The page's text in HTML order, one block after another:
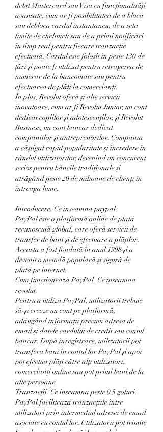
debit Mastercard sau Visa cu funcționalități
avansate, cum ar fi posibilitatea de a bloca
sau debloca cardul instantaneu, de a seta
limite de cheltuieli sau de a primi notificări
în timp real pentru fiecare tranzacție
efectuată. Cardul este folosit în peste 130 de
țări și poate fi utilizat pentru retragerea de
numerar de la bancomate sau pentru
efectuarea de plăți la comercianți.
În plus, Revolut oferă și alte servicii
inovatoare, cum ar fi Revolut Junior, un cont
dedicat copiilor și adolescenților, și Revolut
Business, un cont bancar dedicat
companiilor și antreprenorilor. Compania
a câștigat rapid popularitate și încredere în
rândul utilizatorilor, devenind un concurent
serios pentru băncile tradiționale și
atrăgând peste 20 de milioane de clienți în
întreaga lume.
Introducere. Ce inseamna paypal.
PayPal este o platformă online de plată
recunoscută global, care oferă servicii de
transfer de bani și de efectuare a plăților.
Aceasta a fost fondată în anul 1998 și a
devenit o metodă populară și sigură de
plată pe internet.
Cum funcționează PayPal. Ce inseamna
revolut.
Pentru a utiliza PayPal, utilizatorii trebuie
să-și creeze un cont pe platformă,
adăugând informații precum adresa de
email și datele cardului de credit sau contul
bancar. După înregistrare, utilizatorii pot
transfera bani în contul lor PayPal și apoi
pot efectua plăți către alți utilizatori,
comercianți online sau pot primi bani de la
alte persoane.
Tranzacții. Ce inseamna peste 0 5 goluri.
PayPal facilitează tranzacțiile între
utilizatori prin intermediul adresei de email
asociate cu contul lor. Utilizatorii pot trimite